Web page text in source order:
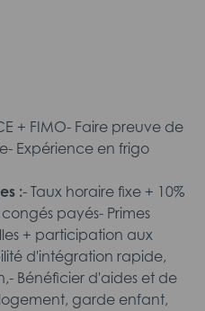
+ FIMO- Faire preuve de
Expérience en frigo
:- Taux horaire fixe + 10%
payés- Primes
+ participation aux
d'intégration rapide,
Bénéficier d'aides et de
garde enfant,